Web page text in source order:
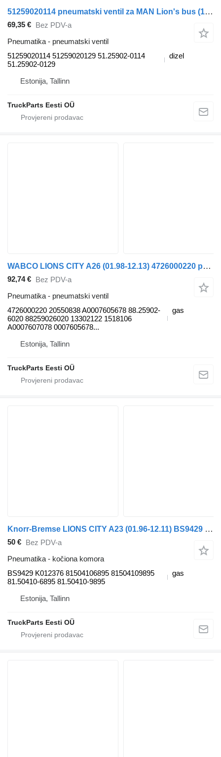
51259020114 pneumatski ventil za MAN Lion's bus (1991-) autobusa
69,35 € Bez PDV-a
Pneumatika - pneumatski ventil
51259020114 51259020129 51.25902-0114
51.25902-0129
dizel
Estonija, Tallinn
TruckParts Eesti OÜ
WABCO LIONS CITY A26 (01.98-12.13) 4726000220 pneumatski ventil za MAN Lion's bus (1991-) autobusa
92,74 € Bez PDV-a
Pneumatika - pneumatski ventil
4726000220 20550838 A0007605678 88.25902-
6020 88259026020 13302122 1518106
A0007607078 0007605678...
gas
Estonija, Tallinn
TruckParts Eesti OÜ
Knorr-Bremse LIONS CITY A23 (01.96-12.11) BS9429 K012376 kočiona komora za MAN Lion's bus (1991-) autobusa
50 € Bez PDV-a
Pneumatika - kočiona komora
BS9429 K012376 81504106895 81504109895
81.50410-6895 81.50410-9895
gas
Estonija, Tallinn
TruckParts Eesti OÜ